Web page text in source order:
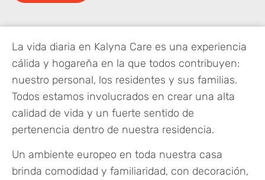
La vida diaria en Kalyna Care es una experiencia
cálida y hogareña en la que todos contribuyen:
nuestro personal, los residentes y sus familias.
Todos estamos involucrados en crear una alta
calidad de vida y un fuerte sentido de
pertenencia dentro de nuestra residencia.
Un ambiente europeo en toda nuestra casa
brinda comodidad y familiaridad, con decoración,